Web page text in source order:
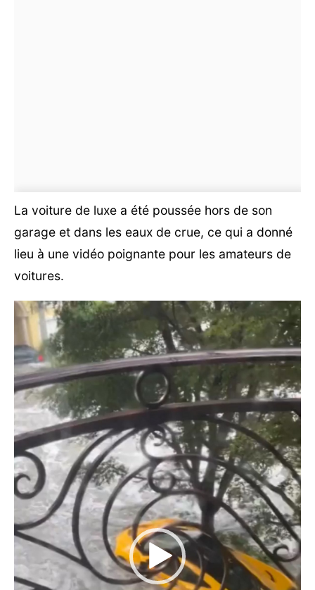
La voiture de luxe a été poussée hors de son
garage et dans les eaux de crue, ce qui a donné
lieu à une vidéo poignante pour les amateurs de
voitures.
Lecteur
vidéo